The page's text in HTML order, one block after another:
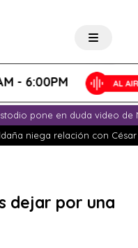
6:00PM
pone en duda video de
niega relación con
dejar por una